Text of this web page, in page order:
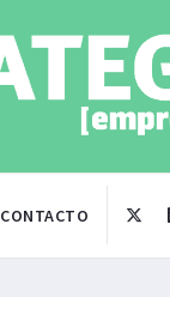
CONTACTO